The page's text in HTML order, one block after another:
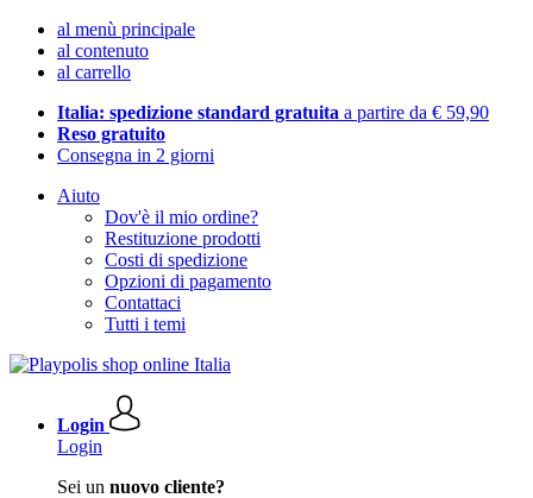
al menù principale
al contenuto
al carrello
Italia: spedizione standard gratuita a partire da € 59,90
Reso gratuito
Consegna in 2 giorni
Aiuto
Dov'è il mio ordine?
Restituzione prodotti
Costi di spedizione
Opzioni di pagamento
Contattaci
Tutti i temi
Login
Login
Sei un nuovo cliente?